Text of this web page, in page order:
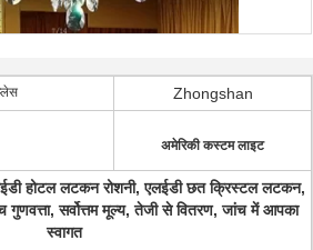
Zhongshan
अमेरिकी कस्टम लाइट
होटल लटकन रोशनी, एलईडी छत क्रिस्टल लटकन,
गुणवत्ता, सर्वोत्तम मूल्य, तेजी से वितरण, जांच में आपका
स्वागत